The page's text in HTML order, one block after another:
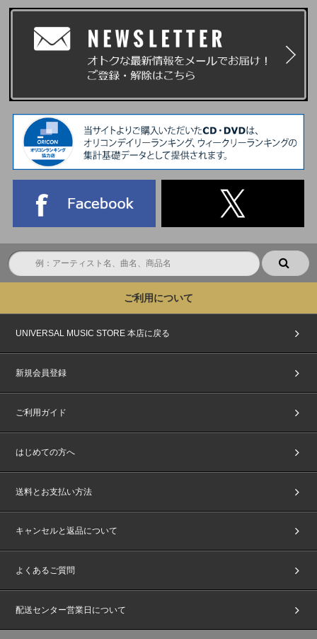
ご利用について
UNIVERSAL MUSIC STORE 本店に戻る
新規会員登録
ご利用ガイド
はじめての方へ
送料とお支払い方法
キャンセルと返品について
よくあるご質問
配送センター営業日について